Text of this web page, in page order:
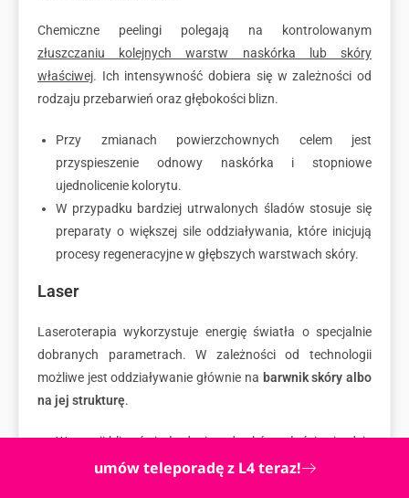
Chemiczne peelingi polegają na kontrolowanym
złuszczaniu kolejnych warstw naskórka lub skóry
właściwej. Ich intensywność dobiera się w zależności od
rodzaju przebarwień oraz głębokości blizn.
Przy zmianach powierzchownych celem jest
przyspieszenie odnowy naskórka i stopniowe
ujednolicenie kolorytu.
W przypadku bardziej utrwalonych śladów stosuje się
preparaty o większej sile oddziaływania, które inicjują
procesy regeneracyjne w głębszych warstwach skóry.
Laser
Laseroterapia wykorzystuje energię światła o specjalnie
dobranych parametrach. W zależności od technologii
możliwe jest oddziaływanie głównie na barwnik skóry albo
na jej strukturę.
W terapii blizn światło dociera do skóry właściwej, gdzie
pobudza procesy przebudowy kolagenu.
umów teleporadę z L4 teraz!